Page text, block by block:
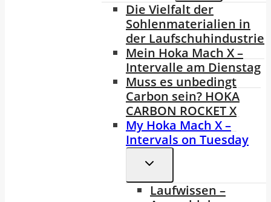
Die Vielfalt der
Sohlenmaterialien in
der Laufschuhindustrie
Mein Hoka Mach X –
Intervalle am Dienstag
Muss es unbedingt
Carbon sein? HOKA
CARBON ROCKET X
My Hoka Mach X –
Intervals on Tuesday
Untermenü
Laufwissen –